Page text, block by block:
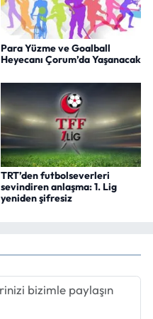
Para Yüzme ve Goalball
Heyecanı Çorum’da Yaşanacak
TRT’den futbolseverleri
sevindiren anlaşma: 1. Lig
yeniden şifresiz